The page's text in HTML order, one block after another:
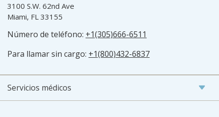
3100 S.W. 62nd Ave
Miami, FL 33155
Número de teléfono: +1(305)666-6511
Para llamar sin cargo: +1(800)432-6837
Servicios médicos